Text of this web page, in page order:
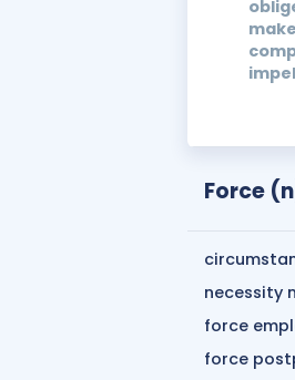
make
impel
Force
necessity
force
force